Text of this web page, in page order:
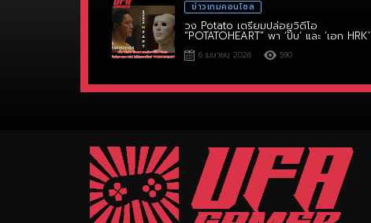
วง Potato เตรียมปล่อยวิดีโอ
“POTATOHEART” พา ‘ปั๊บ’ และ ‘เอก HRK’
6 เมษายน 2026 590